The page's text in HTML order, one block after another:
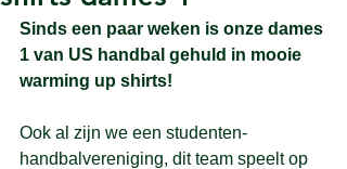
Sinds een paar weken is onze dames
1 van US handbal gehuld in mooie
warming up shirts!
Ook al zijn we een studenten-
handbalvereniging, dit team speelt op